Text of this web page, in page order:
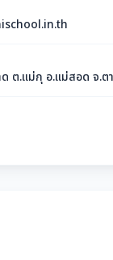
ต.แม่กุ อ.แม่สอด จ.ต